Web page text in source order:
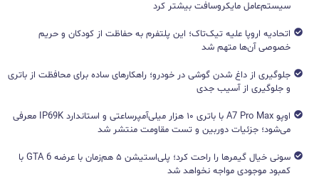
سیستم‌عامل مایکروسافت بیشتر کرد
اتحادیه اروپا علیه تیک‌تاک؛ این پلتفرم به حفاظت از کودکان و حریم
خصوصی آن‌ها متهم شد
جلوگیری از داغ شدن گوشی در خودرو؛ راهکارهای ساده برای محافظت از باتری
و جلوگیری از آسیب جدی
اوپو A7 Pro Max با باتری ۱۰ هزار میلی‌آمپرساعتی و استاندارد IP69K معرفی
می‌شود؛ جزئیات دوربین و تست مقاومت منتشر شد
سونی خیال گیمرها را راحت کرد؛ پلی‌استیشن ۵ هم‌زمان با عرضه GTA 6 با
کمبود موجودی مواجه نخواهد شد